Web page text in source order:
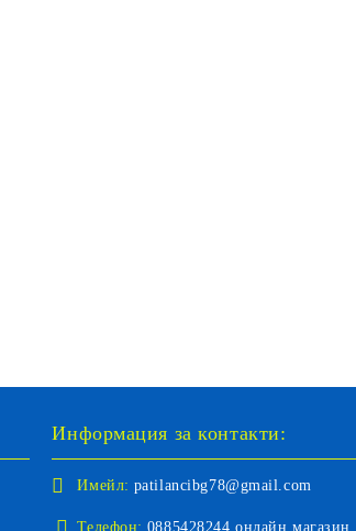
Информация за контакти:
Имейл: patilancibg78@gmail.com
Телефон: 0885428244 онлайн магазин